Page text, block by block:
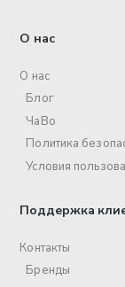
О нас
О нас
Блог
ЧаВо
Политика
Условия
Поддержка
Контакты
Бренды